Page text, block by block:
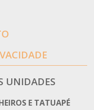
UNIDADES
E TATUAPÉ